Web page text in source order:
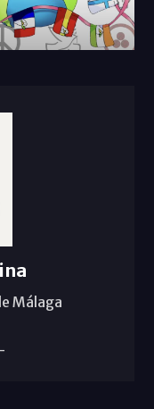
Málaga